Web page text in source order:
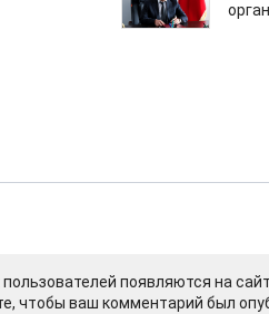
появляются на
чтобы ваш комментарий был